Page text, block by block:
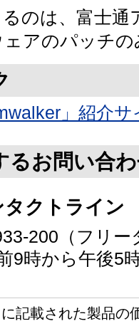
のは、富士
ェアのパッチ
」紹介
るお問い合
クトライン
200（フリー
9時から午後5
記載された製品の